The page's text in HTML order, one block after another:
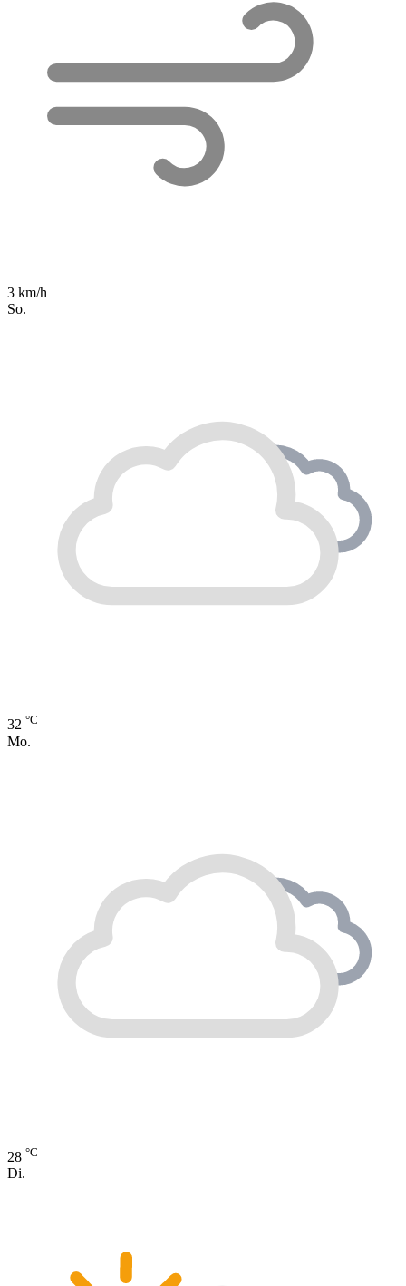
3 km/h
So.
32 °C
Mo.
28 °C
Di.